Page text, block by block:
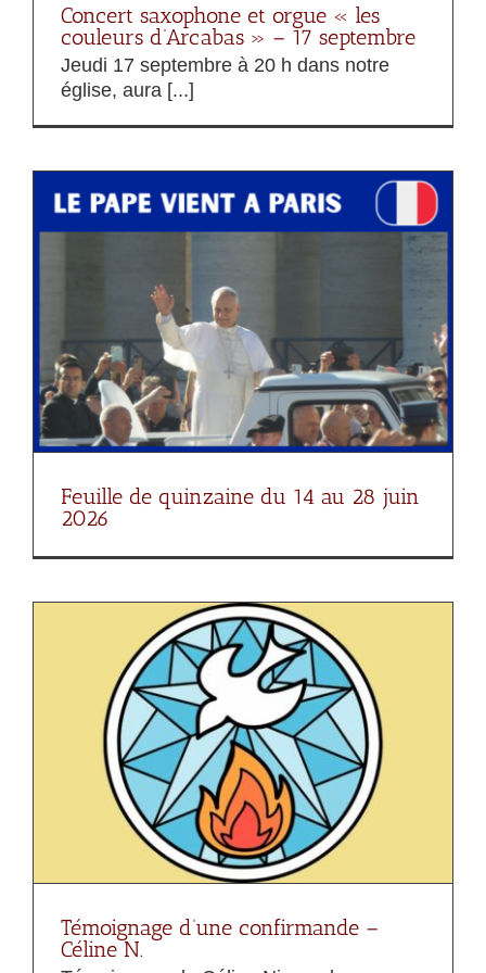
Concert saxophone et orgue « les
couleurs d’Arcabas » – 17 septembre
Jeudi 17 septembre à 20 h dans notre
église, aura [...]
Feuille de quinzaine du 14 au 28 juin
2026
Témoignage d’une confirmande –
Céline N.